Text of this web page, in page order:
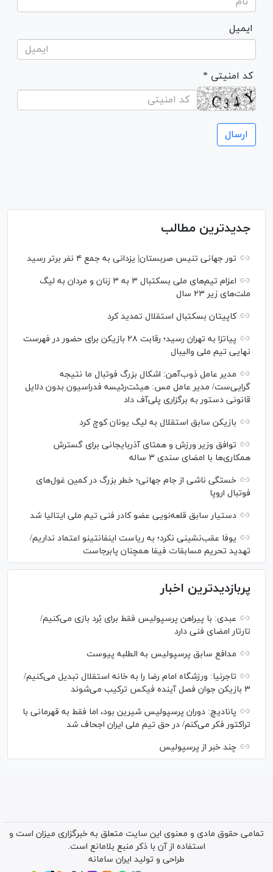
ایمیل
* کد امنیتی
جدیدترین مطالب
تور جهانی تنیس صربستان| یزدانی به جمع ۴ نفر برتر رسید
اعزام تیم‌های ملی بسکتبال ۳ به ۳ زنان و مردان به لیگ
ملت‌های زیر ۲۳ سال
کاپیتان بسکتبال استقلال تمدید کرد
پیاتزا به تهران رسید؛ رقابت ۲۸ بازیکن برای حضور در فهرست
نهایی تیم ملی والیبال
مدیر عامل ذوب‌آهن: اشکال بزرگ فوتبال ما نتیجه
گرایی‌ست/ مدیر عامل مس: هیئت‌رئیسه فدراسیون بدون دلایل
قانونی دستور به برگزاری پلی‌آف داد
بازیکن سابق استقلال به لیگ یونان کوچ کرد
توافق وزیر ورزش و همتای آذربایجانی برای گسترش
همکاری‌ها با امضای سندی ۳ ساله
خستگی ناشی از جام جهانی؛ خطر بزرگ در کمین غول‌های
فوتبال اروپا
دستیار سابق قلعه‌نویی عضو کادر فنی تیم ملی ایتالیا شد
یوفا عقب‌نشینی نکرد؛ به ریاست اینفانتینو اعتماد نداریم/
تهدید تحریم مسابقات فیفا همچنان پابرجاست
پربازدیدترین اخبار
عبدی: با پیراهن پرسپولیس فقط برای بُرد بازی می‌کنیم/
تارتار امضای فنی دارد
مدافع سابق پرسپولیس به الطلبه پیوست
تاجرنیا: ورزشگاه امام رضا را به خانه استقلال تبدیل می‌کنیم/
۳ بازیکن جوان فصل آینده فیکس ترکیب می‌شوند
پانادیچ: دوران پرسپولیس شیرین بود، اما فقط به قهرمانی با
تراکتور فکر می‌کنم/ در حق تیم ملی ایران اجحاف شد
چند خبر از پرسپولیس
تمامی حقوق مادی و معنوی این سایت متعلق به خبرگزاری میزان است و
استفاده از آن با ذکر منبع بلامانع است.
طراحی و تولید ایران سامانه